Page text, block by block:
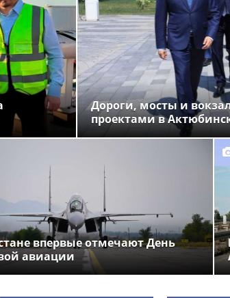
Дороги, мосты и
проектами в
впервые отмечают День
авиации